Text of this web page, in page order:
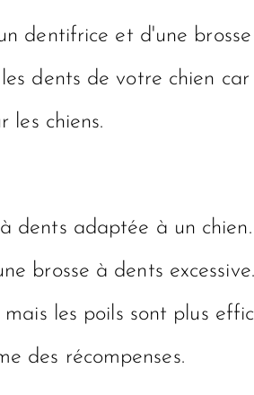
dentifrice et d'une
dents de votre chien
les chiens.
dents adaptée à un chien
brosse à dents
les poils sont plus
des récompenses.